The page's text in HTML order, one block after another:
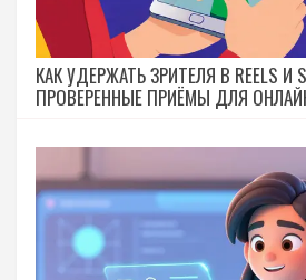
КАК УДЕРЖАТЬ ЗРИТЕЛЯ В REELS И
ПРОВЕРЕННЫЕ ПРИЁМЫ ДЛЯ